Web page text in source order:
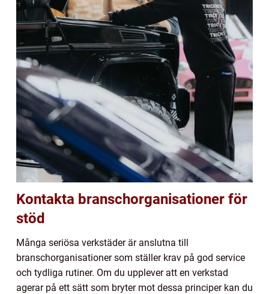
Kontakta branschorganisationer för
stöd
Många seriösa verkstäder är anslutna till
branschorganisationer som ställer krav på god service
och tydliga rutiner. Om du upplever att en verkstad
agerar på ett sätt som bryter mot dessa principer kan du